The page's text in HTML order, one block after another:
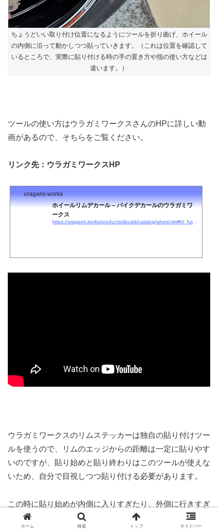
ちょうどいい取り付け位置になるようにツールを折り曲げ、ホイール
の内側に沿って動かしつつ貼っていきます。（これは位置を確認して
いるところで、実際に貼り付ける時の手の置き方や指の使い方などは
違います。）
ツールの使い方はウラガミワークスさんのHPに詳しい動
画があるので、そちらをご覧ください。
リンク先：ウラガミワークスHP
uragami.works
ホイールリムデカール – バイクデカールのウラガミワ
ークス
ウラガミワークスのリムステッカーは独自の貼り付けツー
ルを使うので、リムのエッジからの距離は一定に貼りやす
いのですが、貼り始めと貼り終わりはこのツールが使えな
いため、自分で目視しつつ貼り付ける必要があります。
この時に貼り始めが内側に入りすぎたり、外側に行きすぎ
たりすると、最後張り合わせの時にうまく合いません。
ホーム 検索 トップ サイドバー